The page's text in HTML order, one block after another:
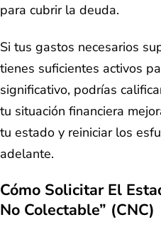
para cubrir la deuda.
Si tus gastos necesarios
tienes suficientes activos
significativo, podrías
tu situación financiera
tu estado y reiniciar los
adelante.
Cómo Solicitar El
No Colectable” (CNC)